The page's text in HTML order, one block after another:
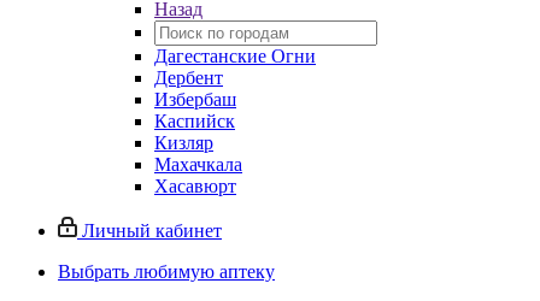
Назад
Дагестанские Огни
Дербент
Избербаш
Каспийск
Кизляр
Махачкала
Хасавюрт
Личный кабинет
Выбрать любимую аптеку